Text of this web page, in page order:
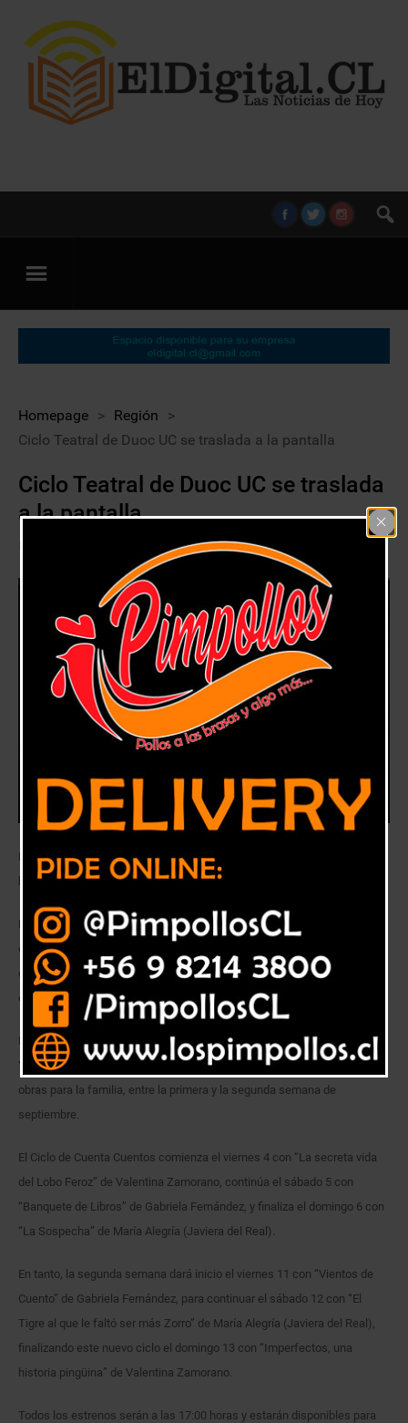
Homepage > Región
>
Ciclo Teatral de Duoc UC se traslada a la pantalla
Ciclo Teatral de Duoc UC se traslada
a la pantalla
Región
Entre el 4 y 12 de septiembre se transmitirán seis obras para la familia,
buscando mantener el vínculo cultural con la comunidad.
Este mes de septiembre estará cargado al teatro en Duoc UC sede Viña
del Mar, ya que se llevará a cabo el Ciclo Teatral de Cuenta Cuentos,
organizado por la carrera de Actuación, y que llevará a cada hogar una
entretención cultural en tiempos de cuarentena.
El formato en esta ocasión será virtual, a través del canal oficial de
YouTube de Duoc UC sede Viña del Mar, donde se presentarán seis
obras para la familia, entre la primera y la segunda semana de
septiembre.
El Ciclo de Cuenta Cuentos comienza el viernes 4 con “La secreta vida
del Lobo Feroz” de Valentina Zamorano, continúa el sábado 5 con
“Banquete de Libros” de Gabriela Fernández, y finaliza el domingo 6 con
“La Sospecha” de María Alegría (Javiera del Real).
En tanto, la segunda semana dará inicio el viernes 11 con “Vientos de
Cuento” de Gabriela Fernández, para continuar el sábado 12 con “El
Tigre al que le faltó ser más Zorro” de María Alegría (Javiera del Real),
finalizando este nuevo ciclo el domingo 13 con “Imperfectos, una
historia pingüina” de Valentina Zamorano.
Todos los estrenos serán a las 17:00 horas y estarán disponibles para